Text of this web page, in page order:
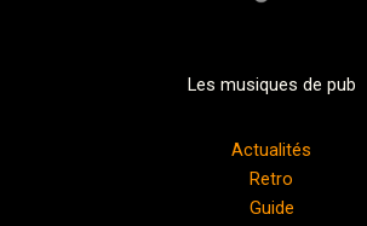
Les musiques de pub
Actualités
Retro
Guide